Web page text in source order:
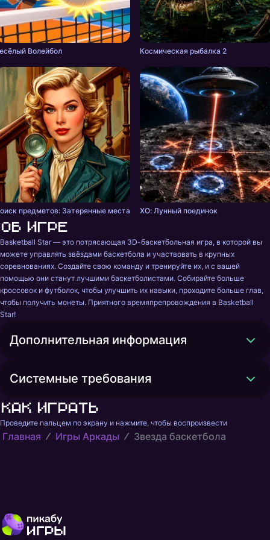
Волейбол Космическая рыбалка 2
предметов: Затерянные места ХО: Лунный поединок
Об игре
Basketball Star — это потрясающая 3D-баскетбольная игра, в которой вы
можете управлять звёздами баскетбола и участвовать в крупных
соревнованиях. Создайте свою команду и тренируйте их, и с вашей
помощью они станут лучшими баскетболистами. Собирайте больше
кроссовок и футболок, чтобы улучшить их навыки, проходите больше глав,
чтобы получить монеты. Приятного времяпрепровождения в Basketball
Star!
Дополнительная информация
Системные требования
Как играть
Проведите пальцем по экрану и нажмите, чтобы воспроизвести
Главная Игры Аркады Звезда баскетбола